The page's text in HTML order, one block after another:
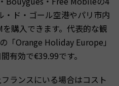
・ド・ゴール空港やパリ市内
購入できます。代表的な観
「Orange Holiday Europe」
有効で€39.99です。
ランスにいる場合はコスト